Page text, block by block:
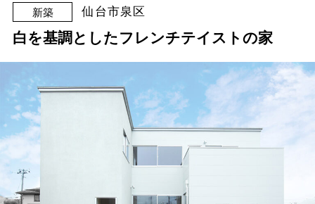
新築 仙台市泉区
白を基調としたフレンチテイストの家